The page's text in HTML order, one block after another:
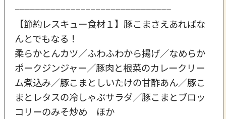
−−−−−−−−−−−−−−−−−−−−−−−−−−−−−−−
【節約レスキュー食材１】豚こまさえあればな
んとでもなる！
柔らかとんカツ／ふわふわから揚げ／なめらか
ポークジンジャー／豚肉と根菜のカレークリー
ム煮込み／豚こまとしいたけの甘酢あん／豚こ
まとレタスの冷しゃぶサラダ／豚こまとブロッ
コリーのみそ炒め ほか